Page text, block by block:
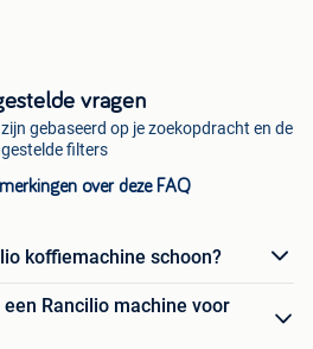
vragen
gebaseerd op je zoekopdracht en de
filters
over deze FAQ
koffiemachine schoon?
Rancilio machine voor